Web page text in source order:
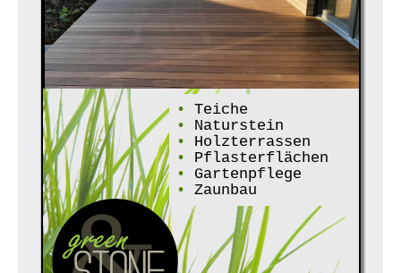
•
Teiche
•
Naturstein
•
Holzterrassen
•
Pflasterflächen
•
Gartenpflege
•
Zaunbau